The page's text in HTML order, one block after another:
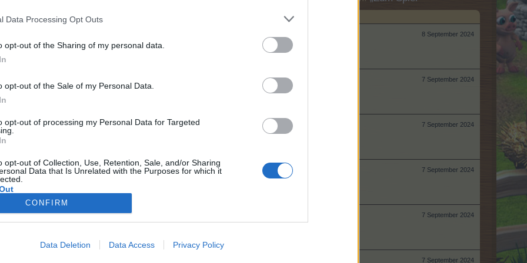
Data Processing Opt Outs
opt-out of the Sharing of my personal data.
opt-out of the Sale of my Personal Data.
opt-out of processing my Personal Data for Targeted
opt-out of Collection, Use, Retention, Sale, and/or Sharing
Data that Is Unrelated with the Purposes for which it
CONFIRM
Data Deletion Data Access Privacy Policy
8 September 2024
7 September 2024
7 September 2024
7 September 2024
7 September 2024
7 September 2024